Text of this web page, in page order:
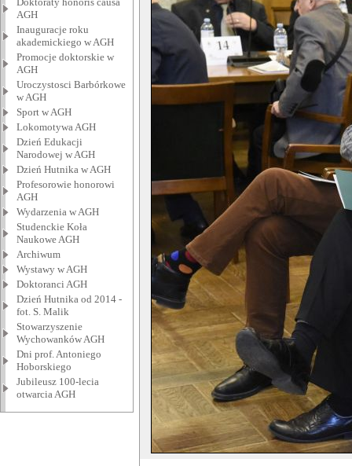
AGH
Inauguracje roku
akademickiego w AGH
Promocje doktorskie w
AGH
Uroczystosci Barbórkowe
w AGH
Sport w AGH
Lokomotywa AGH
Dzień Edukacji
Narodowej w AGH
Dzień Hutnika w AGH
Profesorowie honorowi
AGH
Wydarzenia w AGH
Studenckie Koła
Naukowe AGH
Archiwum
Wystawy w AGH
Doktoranci AGH
Dzień Hutnika od 2014 -
fot. S. Malik
Stowarzyszenie
Wychowanków AGH
Dni prof. Antoniego
Hoborskiego
Jubileusz 100-lecia
otwarcia AGH